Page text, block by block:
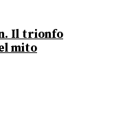
Il trionfo
mito